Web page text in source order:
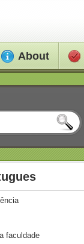
About
faculdade